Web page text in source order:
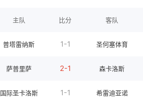
主队 比分 客队
普塔雷纳斯 1-1 圣何塞体育
萨普里萨 2-1 森卡洛斯
国际圣卡洛斯 1-1 希雷迪亚诺